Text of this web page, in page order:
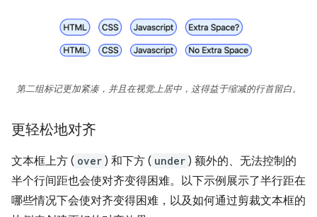
第二组标记更加紧凑，并且在视觉上居中，这得益于缩减的行首留白。
更轻松地对齐
文本框上方 ( over ) 和下方 ( under ) 额外的、无法控制的
半个行间距也会使对齐变得困难。以下示例展示了半行距在
哪些情况下会使对齐变得困难，以及如何通过剪裁文本框的